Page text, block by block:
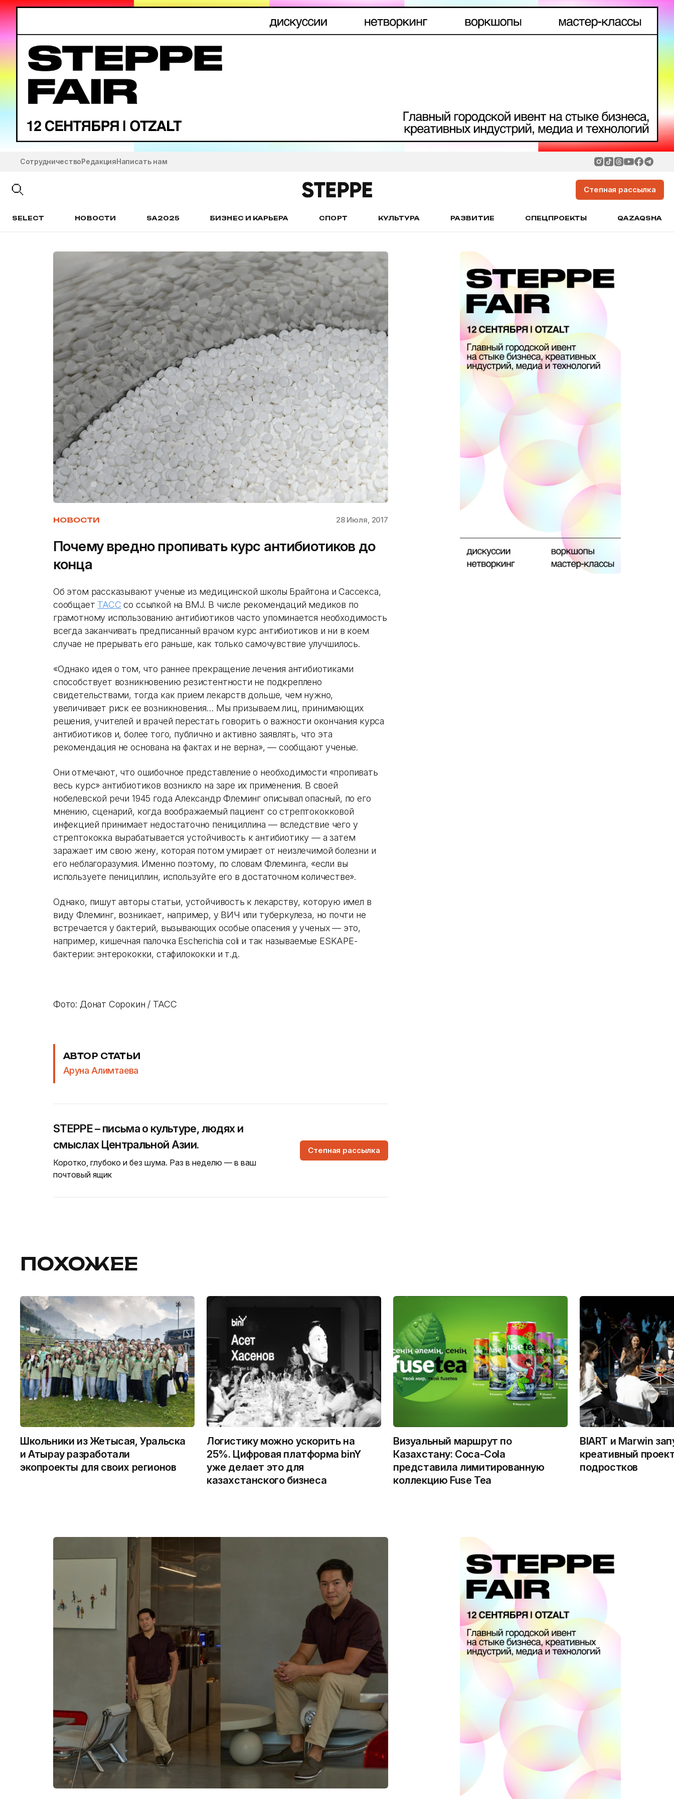
СотрудничествоРедакцияНаписать нам
Степная рассылка
SELECT НОВОСТИ SA2025 БИЗНЕС И КАРЬЕРА СПОРТ КУЛЬТУРА РАЗВИТИЕ СПЕЦПРОЕКТЫ QAZAQSHA
НОВОСТИ 28 Июля, 2017
Почему вредно пропивать курс антибиотиков до
конца
Об этом рассказывают ученые из медицинской школы Брайтона и Сассекса,
сообщает ТАСС со ссылкой на BMJ. В числе рекомендаций медиков по
грамотному использованию антибиотиков часто упоминается необходимость
всегда заканчивать предписанный врачом курс антибиотиков и ни в коем
случае не прерывать его раньше, как только самочувствие улучшилось.
«Однако идея о том, что раннее прекращение лечения антибиотиками
способствует возникновению резистентности не подкреплено
свидетельствами, тогда как прием лекарств дольше, чем нужно,
увеличивает риск ее возникновения… Мы призываем лиц, принимающих
решения, учителей и врачей перестать говорить о важности окончания курса
антибиотиков и, более того, публично и активно заявлять, что эта
рекомендация не основана на фактах и не верна», — сообщают ученые.
Они отмечают, что ошибочное представление о необходимости «пропивать
весь курс» антибиотиков возникло на заре их применения. В своей
нобелевской речи 1945 года Александр Флеминг описывал опасный, по его
мнению, сценарий, когда воображаемый пациент со стрептококковой
инфекцией принимает недостаточно пенициллина — вследствие чего у
стрептококка вырабатывается устойчивость к антибиотику — а затем
заражает им свою жену, которая потом умирает от неизлечимой болезни и
его неблагоразумия. Именно поэтому, по словам Флеминга, «если вы
используете пенициллин, используйте его в достаточном количестве».
Однако, пишут авторы статьи, устойчивость к лекарству, которую имел в
виду Флеминг, возникает, например, у ВИЧ или туберкулеза, но почти не
встречается у бактерий, вызывающих особые опасения у ученых — это,
например, кишечная палочка Escherichia coli и так называемые ESKAPE-
бактерии: энтерококки, стафилококки и т.д.
Фото: Донат Сорокин / ТАСС
АВТОР СТАТЬИ
Аруна Алимтаева
STEPPE – письма о культуре, людях и
смыслах Центральной Азии.
Коротко, глубоко и без шума. Раз в неделю — в ваш
почтовый ящик
Степная рассылка
ПОХОЖЕЕ
Школьники из Жетысая, Уральска
и Атырау разработали
экопроекты для своих регионов
Логистику можно ускорить на
25%. Цифровая платформа binY
уже делает это для
казахстанского бизнеса
Визуальный маршрут по
Казахстану: Coca-Cola
представила лимитированную
коллекцию Fuse Tea
BIART и Marwin
креативный
подростков